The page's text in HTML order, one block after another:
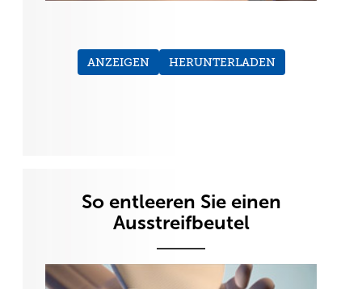
ANZEIGEN HERUNTERLADEN
So entleeren Sie einen
Ausstreifbeutel